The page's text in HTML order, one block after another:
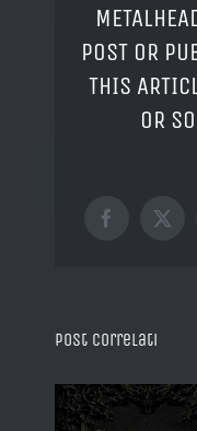
POST OR
THIS
OR
Facebook
X
Post correlati